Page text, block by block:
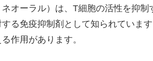
ネオーラル）は、T細胞の活性を抑
る免疫抑制剤として知られていま
作用があります。